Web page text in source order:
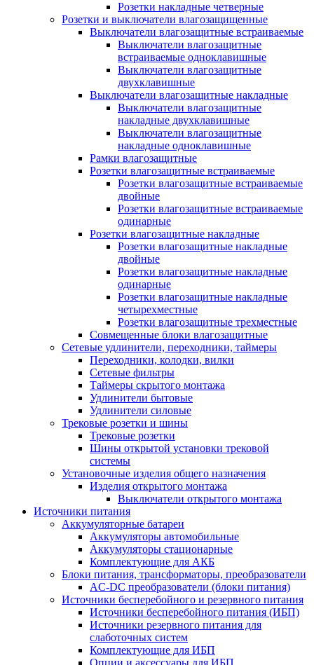
Розетки накладные четверные
Розетки и выключатели влагозащищенные
Выключатели влагозащитные встраиваемые
Выключатели влагозащитные
встраиваемые одноклавишные
Выключатели влагозащитные
двухклавишные
Выключатели влагозащитные накладные
Выключатели влагозащитные
накладные двухклавишные
Выключатели влагозащитные
накладные одноклавишные
Рамки влагозащитные
Розетки влагозащитные встраиваемые
Розетки влагозащитные встраиваемые
двойные
Розетки влагозащитные встраиваемые
одинарные
Розетки влагозащитные накладные
Розетки влагозащитные накладные
двойные
Розетки влагозащитные накладные
одинарные
Розетки влагозащитные накладные
четырехместные
Розетки влагозащитные трехместные
Совмещенные блоки влагозащитные
Сетевые удлинители, переходники, таймеры
Переходники, колодки, вилки
Сетевые фильтры
Таймеры скрытого монтажа
Удлинители бытовые
Удлинители силовые
Трековые розетки и шины
Трековые розетки
Шины открытой установки трековой
системы
Установочные изделия общего назначения
Изделия открытого монтажа
Выключатели открытого монтажа
Источники питания
Аккумуляторные батареи
Аккумуляторы автомобильные
Аккумуляторы стационарные
Комплектующие для АКБ
Блоки питания, трансформаторы, преобразователи
AC-DC преобразователи (блоки питания)
Источники бесперебойного и резервного питания
Источники бесперебойного питания (ИБП)
Источники резервного питания для
слаботочных систем
Комплектующие для ИБП
Опции и аксессуары для ИБП